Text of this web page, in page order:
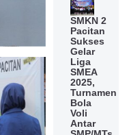
SMKN 2
Pacitan
Sukses
Gelar
Liga
SMEA
2025,
Turnamen
Bola
Voli
Antar